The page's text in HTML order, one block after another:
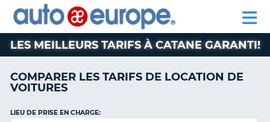
LOCATION
DE
VOITURES
CAMPING-
CAR
PARTENAIRE
SUPPORT
CLIENT
AUTO
EUROPE
LOCATION
DE
VOITURES
CAMPING-
PARTENAIRE
SUPPORT
LES MEILLEURS TARIFS À CATANE GARANTI!
COMPARER LES TARIFS DE LOCATION DE
VOITURES
LIEU DE PRISE EN CHARGE: